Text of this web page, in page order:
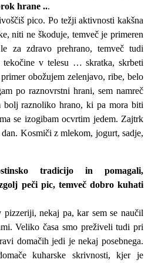
hrane ...
pico. Po težji aktivnosti kakšna
niti ne škoduje, temveč je primeren
za zdravo prehrano, temveč tudi
tekočine v telesu … skratka, skrbeti
obožujem zelenjavo, ribe, belo
po raznovrstni hrani, sem namreč
bolj raznoliko hrano, ki pa mora biti
se izogibam ocvrtim jedem. Zajtrk
Kosmiči z mlekom, jogurt, sadje,
tradicijo in pomagali,
peči pic, temveč dobro kuhati
nekaj pa, kar sem se naučil
Veliko časa smo preživeli tudi pri
domačih jedi je nekaj posebnega.
kuharske skrivnosti, kjer je